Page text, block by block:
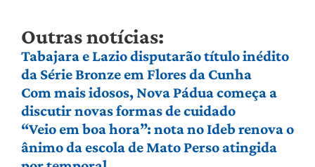
Outras notícias:
Tabajara e Lazio disputarão título inédito
da Série Bronze em Flores da Cunha
Com mais idosos, Nova Pádua começa a
discutir novas formas de cuidado
“Veio em boa hora”: nota no Ideb renova o
ânimo da escola de Mato Perso atingida